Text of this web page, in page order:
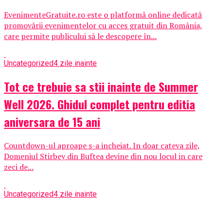
EvenimenteGratuite.ro este o platformă online dedicată
promovării evenimentelor cu acces gratuit din România,
care permite publicului să le descopere în...
Uncategorized4 zile inainte
Tot ce trebuie sa stii inainte de Summer
Well 2026. Ghidul complet pentru editia
aniversara de 15 ani
Countdown-ul aproape s-a incheiat. In doar cateva zile,
Domeniul Stirbey din Buftea devine din nou locul in care
zeci de...
Uncategorized4 zile inainte